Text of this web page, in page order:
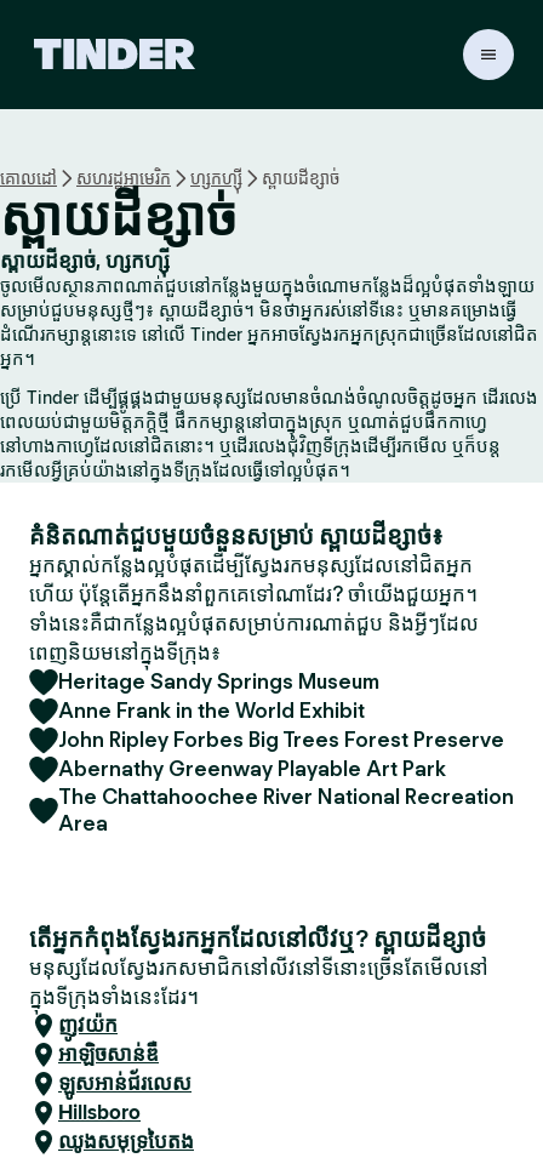
T
i
n
e
r
គោលដៅ សហរដ្ឋអាមេរិក ហ្សកហ្ស៊ី ស្ពាយដីខ្សាច់
ស្ពាយដីខ្សាច់
ស្ពាយដីខ្សាច់, ហ្សកហ្ស៊ី
ចូលមើលស្ថានភាពណាត់ជួបនៅកន្លែងមួយក្នុងចំណោមកន្លែងដ៏ល្អបំផុតទាំងឡាយ
សម្រាប់ជួបមនុស្សថ្មីៗ៖ ស្ពាយដីខ្សាច់។ មិនថាអ្នករស់នៅទីនេះ ឬមានគម្រោងធ្វើ
ដំណើរកម្សាន្តនោះទេ នៅលើ Tinder អ្នកអាចស្វែងរកអ្នកស្រុកជាច្រើនដែលនៅជិត
អ្នក។
ប្រើ Tinder ដើម្បីផ្គូផ្គងជាមួយមនុស្សដែលមានចំណង់ចំណូលចិត្តដូចអ្នក ដើរលេង
ពេលយប់ជាមួយមិត្តភក្តិថ្មី ផឹកកម្សាន្តនៅបាក្នុងស្រុក ឬណាត់ជួបផឹកកាហ្វេ
នៅហាងកាហ្វេដែលនៅជិតនោះ។ ឬដើរលេងជុំវិញទីក្រុងដើម្បីរកមើល ឬក៏បន្ត
រកមើលអ្វីគ្រប់យ៉ាងនៅក្នុងទីក្រុងដែលធ្វើទៅល្អបំផុត។
គំនិតណាត់ជួបមួយចំនួនសម្រាប់ ស្ពាយដីខ្សាច់៖
អ្នកស្គាល់កន្លែងល្អបំផុតដើម្បីស្វែងរកមនុស្សដែលនៅជិតអ្នក
ហើយ ប៉ុន្តែតើអ្នកនឹងនាំពួកគេទៅណាដែរ? ចាំយើងជួយអ្នក។
ទាំងនេះគឺជាកន្លែងល្អបំផុតសម្រាប់ការណាត់ជួប និងអ្វីៗដែល
ពេញនិយមនៅក្នុងទីក្រុង៖
Heritage Sandy Springs Museum
Anne Frank in the World Exhibit
John Ripley Forbes Big Trees Forest Preserve
Abernathy Greenway Playable Art Park
The Chattahoochee River National Recreation
Area
តើអ្នកកំពុងស្វែងរកអ្នកដែលនៅលីវឬ? ស្ពាយដីខ្សាច់
មនុស្សដែលស្វែងរកសមាជិកនៅលីវនៅទីនោះច្រើនតែមើលនៅ
ក្នុងទីក្រុងទាំងនេះដែរ។
ញូវយ៉ក
អាឡិចសាន់ឌឺ
ឡូស​អាន់​ជ័រ​លេស
Hillsboro
ឈូងសមុទ្របៃតង